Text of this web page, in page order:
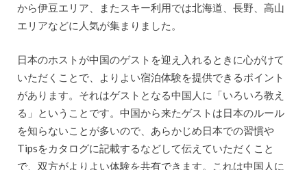
から伊豆エリア、またスキー利用では北海道、長野、高山
エリアなどに人気が集まりました。
日本のホストが中国のゲストを迎え入れるときに心がけて
いただくことで、よりよい宿泊体験を提供できるポイント
があります。それはゲストとなる中国人に「いろいろ教え
る」ということです。中国から来たゲストは日本のルール
を知らないことが多いので、あらかじめ日本での習慣や
Tipsをカタログに記載するなどして伝えていただくこと
で、双方がよりよい体験を共有できます。これは中国人に